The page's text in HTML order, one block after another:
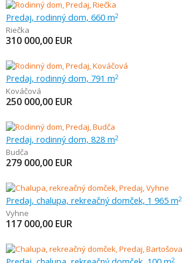
Predaj, rodinný dom, 660 m2
Riečka
310 000,00 EUR
Predaj, rodinný dom, 791 m2
Kováčová
250 000,00 EUR
Predaj, rodinný dom, 828 m2
Budča
279 000,00 EUR
Predaj, chalupa, rekreačný domček, 1 965 m2
Vyhne
117 000,00 EUR
2